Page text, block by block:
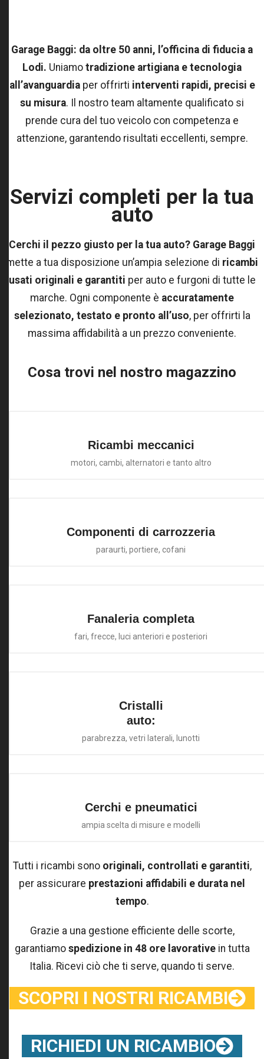
Garage Baggi: da oltre 50 anni, l’officina di fiducia a
Lodi. Uniamo tradizione artigiana e tecnologia
all’avanguardiaper offrirti interventi rapidi, precisi e
su misura. Il nostro team altamente qualificato si
prende cura del tuo veicolo con competenza e
attenzione, garantendo risultati eccellenti, sempre.
Servizi completi per la tua
auto
Cerchi il pezzo giusto per la tua auto? Garage Baggi
mette a tua disposizione un’ampia selezione di ricambi
usati originali e garantiti per auto e furgoni di tutte le
marche. Ogni componente è accuratamente
selezionato, testato e pronto all’uso, per offrirti la
massima affidabilità a un prezzo conveniente.
Cosa trovi nel nostro magazzino
Ricambi meccanici
motori, cambi, alternatori e tanto altro
Componenti di carrozzeria
paraurti, portiere, cofani
Fanaleria completa
fari, frecce, luci anteriori e posteriori
Cristalli
auto:
parabrezza, vetri laterali, lunotti
Cerchi e pneumatici
ampia scelta di misure e modelli
Tutti i ricambi sono originali, controllati e garantiti,
per assicurare prestazioni affidabili e durata nel
tempo.
Grazie a una gestione efficiente delle scorte,
garantiamo spedizione in 48 ore lavorativein tutta
Italia. Ricevi ciò che ti serve, quando ti serve.
SCOPRI I NOSTRI RICAMBI
RICHIEDI UN RICAMBIO